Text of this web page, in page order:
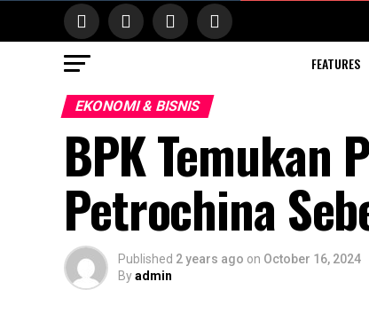
FEATURES
EKONOMI & BISNIS
BPK Temukan
Petrochina
Published 2 years ago on October 16, 2024
Byadmin